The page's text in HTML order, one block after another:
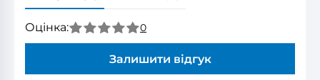
Оцінка: 0
Залишити відгук